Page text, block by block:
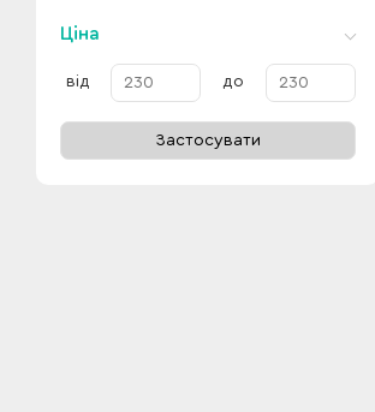
Ціна
від до
Застосувати